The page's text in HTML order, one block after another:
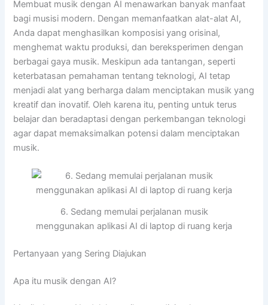
Membuat musik dengan AI menawarkan banyak manfaat
bagi musisi modern. Dengan memanfaatkan alat-alat AI,
Anda dapat menghasilkan komposisi yang orisinal,
menghemat waktu produksi, dan bereksperimen dengan
berbagai gaya musik. Meskipun ada tantangan, seperti
keterbatasan pemahaman tentang teknologi, AI tetap
menjadi alat yang berharga dalam menciptakan musik yang
kreatif dan inovatif. Oleh karena itu, penting untuk terus
belajar dan beradaptasi dengan perkembangan teknologi
agar dapat memaksimalkan potensi dalam menciptakan
musik.
6. Sedang memulai perjalanan musik
menggunakan aplikasi AI di laptop di ruang kerja
Pertanyaan yang Sering Diajukan
Apa itu musik dengan AI?